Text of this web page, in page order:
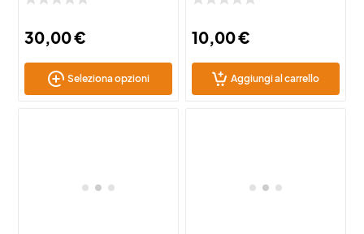
30,00€
Seleziona opzioni
10,00€
Aggiungi al carrello